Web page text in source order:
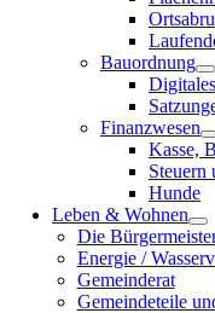
Bauordnung
Finanzwesen
Kasse,
Steuern
Hunde
Leben & Wohnen
Die
Energie /
Gemeinderat
Gemeindeteile